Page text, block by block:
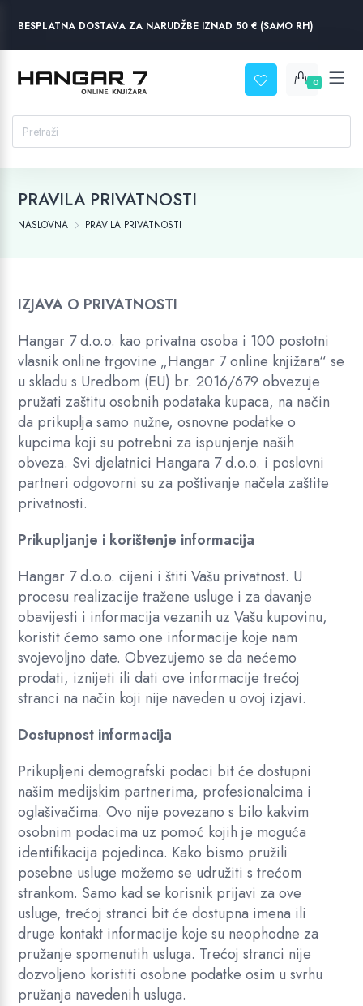
BESPLATNA DOSTAVA ZA NARUDŽBE IZNAD 50 € (SAMO RH)
0
PRAVILA PRIVATNOSTI
NASLOVNA PRAVILA PRIVATNOSTI
IZJAVA O PRIVATNOSTI
Hangar 7 d.o.o. kao privatna osoba i 100 postotni
vlasnik online trgovine „Hangar 7 online knjižara“ se
u skladu s Uredbom (EU) br. 2016/679 obvezuje
pružati zaštitu osobnih podataka kupaca, na način
da prikuplja samo nužne, osnovne podatke o
kupcima koji su potrebni za ispunjenje naših
obveza. Svi djelatnici Hangara 7 d.o.o. i poslovni
partneri odgovorni su za poštivanje načela zaštite
privatnosti.
Prikupljanje i korištenje informacija
Hangar 7 d.o.o. cijeni i štiti Vašu privatnost. U
procesu realizacije tražene usluge i za davanje
obavijesti i informacija vezanih uz Vašu kupovinu,
koristit ćemo samo one informacije koje nam
svojevoljno date. Obvezujemo se da nećemo
prodati, iznijeti ili dati ove informacije trećoj
stranci na način koji nije naveden u ovoj izjavi.
Dostupnost informacija
Prikupljeni demografski podaci bit će dostupni
našim medijskim partnerima, profesionalcima i
oglašivačima. Ovo nije povezano s bilo kakvim
osobnim podacima uz pomoć kojih je moguća
identifikacija pojedinca. Kako bismo pružili
posebne usluge možemo se udružiti s trećom
strankom. Samo kad se korisnik prijavi za ove
usluge, trećoj stranci bit će dostupna imena ili
druge kontakt informacije koje su neophodne za
pružanje spomenutih usluga. Trećoj stranci nije
dozvoljeno koristiti osobne podatke osim u svrhu
pružanja navedenih usluga.